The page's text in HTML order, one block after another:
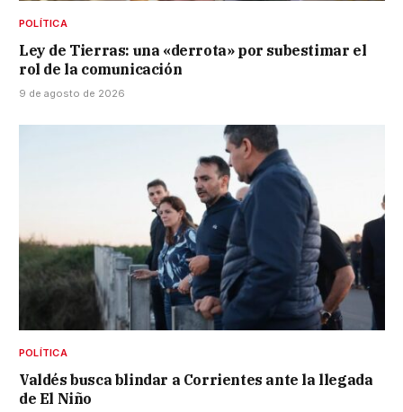
POLÍTICA
Ley de Tierras: una «derrota» por subestimar el
rol de la comunicación
9 de agosto de 2026
POLÍTICA
Valdés busca blindar a Corrientes ante la llegada
de El Niño